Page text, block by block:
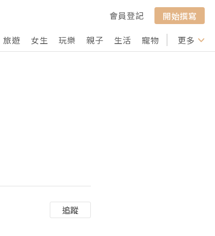
會員登記
開始撰寫
旅遊 女生 玩樂 親子 生活 寵物 行山 打卡
更多
追蹤